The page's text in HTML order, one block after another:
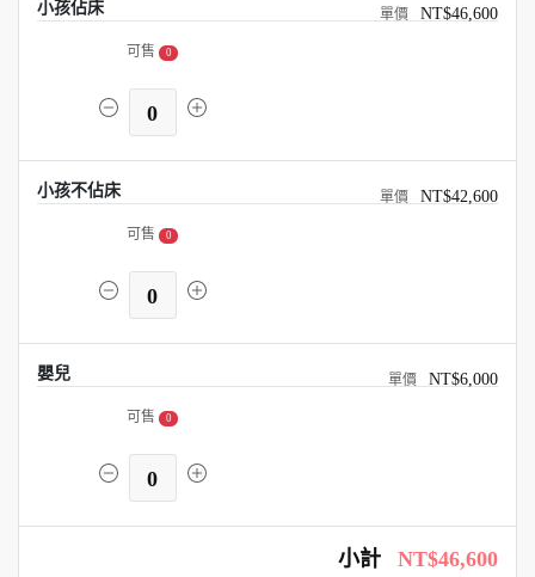
小孩佔床 NT$46,600
可售 0
0
小孩不佔床 NT$42,600
可售 0
0
嬰兒 NT$6,000
可售 0
0
小計 NT$46,600